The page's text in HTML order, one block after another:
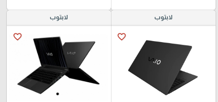
🎓
لابتوب
favorite_border
لابتوب
favorite_border